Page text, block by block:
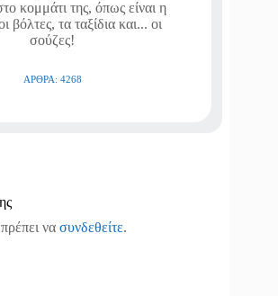
κομμάτι της, όπως είναι η
βόλτες, τα ταξίδια και... οι
σούζες!
ΆΡΘΡΑ: 4268
να συνδεθείτε.